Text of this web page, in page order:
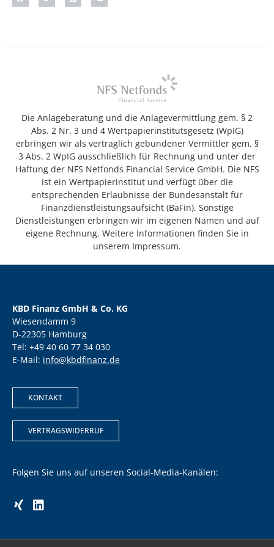
Die Anlageberatung und die Anlagevermittlung gem. § 2
Abs. 2 Nr. 3 und 4 Wertpapierinstitutsgesetz (WpIG)
erbringen wir als vertraglich gebundener Vermittler gem. §
3 Abs. 2 WpIG ausschließlich für Rechnung und unter der
Haftung der NFS Netfonds Financial Service GmbH. Die NFS
ist ein Wertpapierinstitut und verfügt über die
entsprechenden Erlaubnisse der Bundesanstalt für
Finanzdienstleistungsaufsicht (BaFin). Sonstige
Dienstleistungen erbringen wir im eigenen Namen und auf
eigene Rechnung. Weitere Informationen finden Sie in
unserem Impressum.
KBD Finanz GmbH & Co. KG
Wiesendamm 9
D-22305 Hamburg
Tel: +49 40 60 77 34 030
E-Mail: info@kbdfinanz.de
KONTAKT
VERTRAGSWIDERRUF
Folgen Sie uns auf unseren Social-Media-Kanälen: